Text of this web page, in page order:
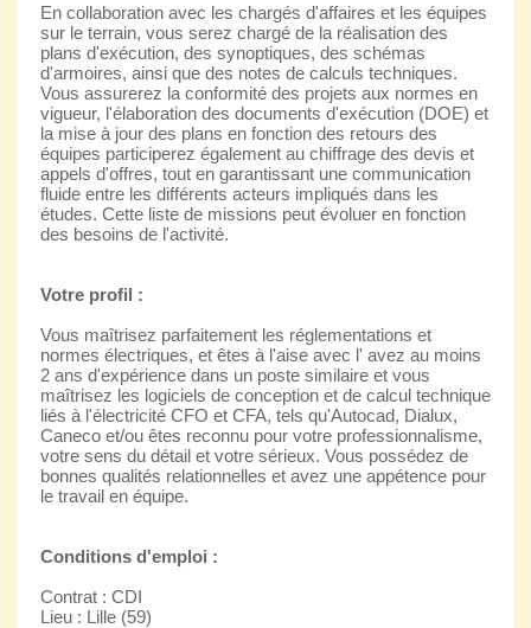
En collaboration avec les chargés d'affaires et les équipes
sur le terrain, vous serez chargé de la réalisation des
plans d'exécution, des synoptiques, des schémas
d'armoires, ainsi que des notes de calculs techniques.
Vous assurerez la conformité des projets aux normes en
vigueur, l'élaboration des documents d'exécution (DOE) et
la mise à jour des plans en fonction des retours des
équipes participerez également au chiffrage des devis et
appels d'offres, tout en garantissant une communication
fluide entre les différents acteurs impliqués dans les
études. Cette liste de missions peut évoluer en fonction
des besoins de l'activité.
Votre profil :
Vous maîtrisez parfaitement les réglementations et
normes électriques, et êtes à l'aise avec l' avez au moins
2 ans d'expérience dans un poste similaire et vous
maîtrisez les logiciels de conception et de calcul technique
liés à l'électricité CFO et CFA, tels qu'Autocad, Dialux,
Caneco et/ou êtes reconnu pour votre professionnalisme,
votre sens du détail et votre sérieux. Vous possédez de
bonnes qualités relationnelles et avez une appétence pour
le travail en équipe.
Conditions d'emploi :
Contrat : CDI
Lieu : Lille (59)